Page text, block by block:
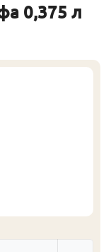
0,375 л